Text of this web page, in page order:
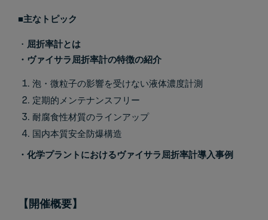
■主なトピック
・ 屈折率計とは
・ヴァイサラ屈折率計の特徴の紹介
泡・微粒子の影響を受けない液体濃度計測
定期的メンテナンスフリー
耐腐食性材質のラインアップ
国内本質安全防爆構造
・化学プラントにおけるヴァイサラ屈折率計導入事例
【開催概要】